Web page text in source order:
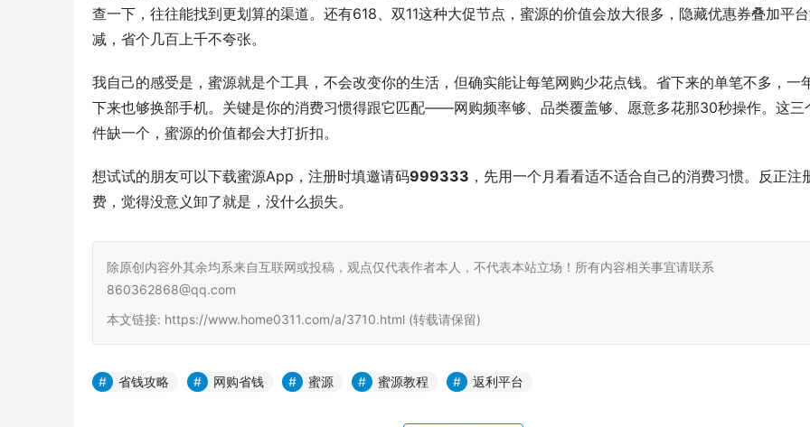
查一下，往往能找到更划算的渠道。还有618、双11这种大促节点，蜜源的价值会放大很多，隐藏优惠券叠加平
减，省个几百上千不夸张。
我自己的感受是，蜜源就是个工具，不会改变你的生活，但确实能让每笔网购少花点钱。省下来的单笔不多，一
下来也够换部手机。关键是你的消费习惯得跟它匹配——网购频率够、品类覆盖够、愿意多花那30秒操作。这三
件缺一个，蜜源的价值都会大打折扣。
想试试的朋友可以下载蜜源App，注册时填邀请码999333 ，先用一个月看看适不适合自己的消费习惯。反正注
费，觉得没意义卸了就是，没什么损失。
除原创内容外其余均系来自互联网或投稿，观点仅代表作者本人，不代表本站立场！所有内容相关事宜请联系
860362868@qq.com
本文链接: https://www.home0311.com/a/3710.html (转载请保留)
省钱攻略 网购省钱 蜜源 蜜源教程 返利平台